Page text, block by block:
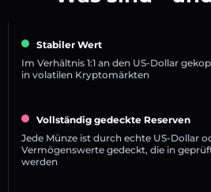
Stabiler Wert
Im Verhältnis 1:1 an den US-Dollar
in volatilen Kryptomärkten
Vollständig gedeckte Reserven
Jede Münze ist durch echte US-Dollar
Vermögenswerte gedeckt, die in
werden